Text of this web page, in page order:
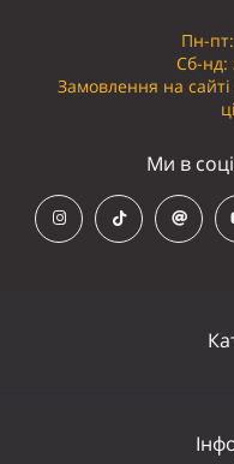
Пн-
Сб-нд:
Замовлення на
Ми в